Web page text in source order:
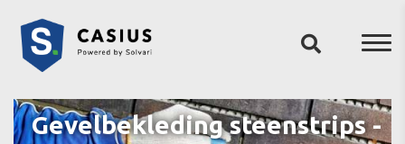
Gevelbekleding steenstrips -